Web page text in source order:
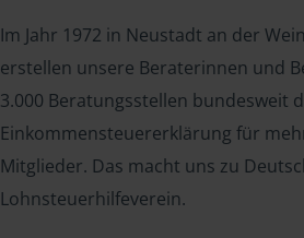
Im Jahr 1972 in Neustadt an der
erstellen unsere Beraterinnen und
3.000 Beratungsstellen bundesweit
Einkommensteuererklärung für
Mitglieder. Das macht uns zu
Lohnsteuerhilfeverein.